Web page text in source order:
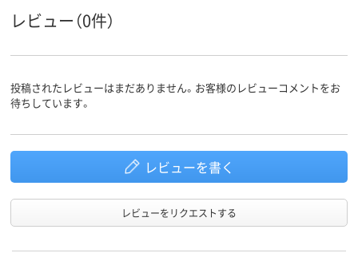
レビュー（0件）
投稿されたレビューはまだありません。お客様のレビューコメントをお
待ちしています。
レビューを書く
レビューをリクエストする